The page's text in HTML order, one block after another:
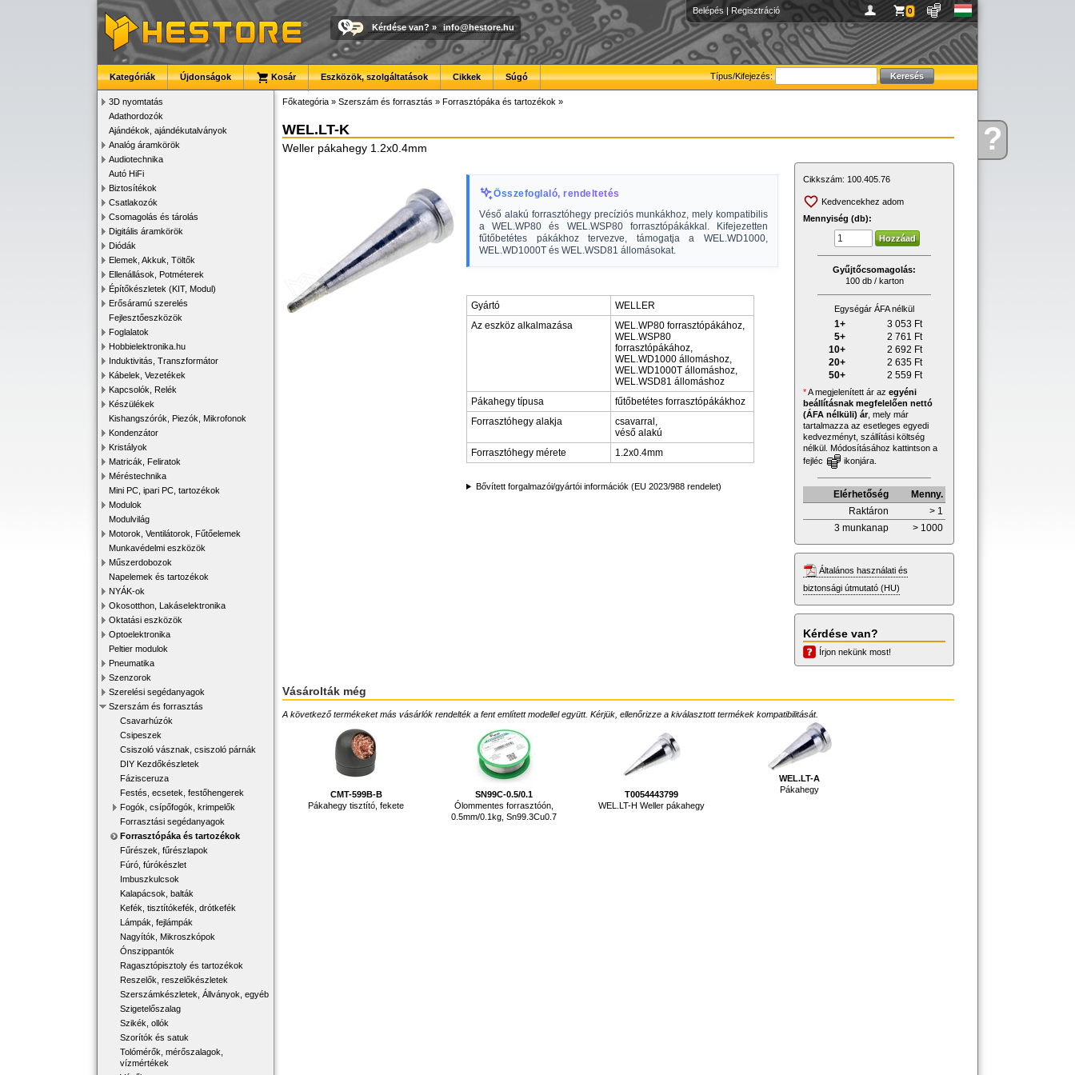
Kérdése?
Belépés | Regisztráció 0
Kérdése van? » info@hestore.hu
Típus/Kifejezés:
Kategóriák Újdonságok Kosár Eszközök, szolgáltatások Cikkek Súgó
3D nyomtatás
Adathordozók
Ajándékok, ajándékutalványok
Analóg áramkörök
Audiotechnika
Autó HiFi
Biztosítékok
Csatlakozók
Csomagolás és tárolás
Digitális áramkörök
Diódák
Elemek, Akkuk, Töltők
Ellenállások, Potméterek
Építőkészletek (KIT, Modul)
Erősáramú szerelés
Fejlesztőeszközök
Foglalatok
Hobbielektronika.hu
Induktivitás, Transzformátor
Kábelek, Vezetékek
Kapcsolók, Relék
Készülékek
Kishangszórók, Piezók, Mikrofonok
Kondenzátor
Kristályok
Matricák, Feliratok
Méréstechnika
Mini PC, ipari PC, tartozékok
Modulok
Modulvilág
Motorok, Ventilátorok, Fűtőelemek
Munkavédelmi eszközök
Műszerdobozok
Napelemek és tartozékok
NYÁK-ok
Okosotthon, Lakáselektronika
Oktatási eszközök
Optoelektronika
Peltier modulok
Pneumatika
Szenzorok
Szerelési segédanyagok
Szerszám és forrasztás
Csavarhúzók
Csipeszek
Csiszoló vásznak, csiszoló párnák
DIY Kezdőkészletek
Fázisceruza
Festés, ecsetek, festőhengerek
Fogók, csípőfogók, krimpelők
Forrasztási segédanyagok
Forrasztópáka és tartozékok
Fűrészek, fűrészlapok
Fúró, fúrókészlet
Imbuszkulcsok
Kalapácsok, balták
Kefék, tisztítókefék, drótkefék
Lámpák, fejlámpák
Nagyítók, Mikroszkópok
Ónszippantók
Ragasztópisztoly és tartozékok
Reszelők, reszelőkészletek
Szerszámkészletek, Állványok, egyéb
Szigetelőszalag
Szikék, ollók
Szorítók és satuk
Tolómérők, mérőszalagok,
vízmértékek
Főkategória » Szerszám és forrasztás » Forrasztópáka és tartozékok »
WEL.LT-K
Weller pákahegy 1.2x0.4mm
Összefoglaló, rendeltetés
Véső alakú forrasztóhegy precíziós munkákhoz, mely kompatibilis
a WEL.WP80 és WEL.WSP80 forrasztópákákkal. Kifejezetten
fűtőbetétes pákákhoz tervezve, támogatja a WEL.WD1000,
WEL.WD1000T és WEL.WSD81 állomásokat.
Gyártó
WELLER
Az eszköz alkalmazása
WEL.WP80 forrasztópákához,
WEL.WSP80
forrasztópákához,
WEL.WD1000 állomáshoz,
WEL.WD1000T állomáshoz,
WEL.WSD81 állomáshoz
Pákahegy típusa
fűtőbetétes forrasztópákákhoz
Forrasztóhegy alakja
csavarral,
véső alakú
Forrasztóhegy mérete
1.2x0.4mm
Bővített forgalmazói/gyártói információk (EU 2023/988 rendelet)
Cikkszám: 100.405.76
Kedvencekhez adom
Mennyiség (db):
Gyűjtőcsomagolás:
100 db / karton
Egységár ÁFA nélkül
1+ 3 053 Ft
5+
2 761 Ft
10+
2 692 Ft
20+
2 635 Ft
50+
2 559 Ft
*A megjelenített ár az egyéni
beállításnak megfelelően nettó
(ÁFA nélküli) ár, mely már
tartalmazza az esetleges egyedi
kedvezményt, szállítási költség
nélkül. Módosításához kattintson a
fejléc
ikonjára.
Elérhetőség
Menny.
Raktáron
> 1
3 munkanap
> 1000
Általános használati és
biztonsági útmutató (HU)
Kérdése van?
Írjon nekünk most!
Vásárolták még
A következő termékeket más vásárlók rendelték a fent említett modellel együtt. Kérjük, ellenőrizze a kiválasztott termékek kompatibilitását.
CMT-599B-B
Pákahegy tisztító, fekete
SN99C-0.5/0.1
Ólommentes forrasztóón,
0.5mm/0.1kg, Sn99.3Cu0.7
T0054443799
WEL.LT-H Weller pákahegy
WEL.LT-A
Pákahegy